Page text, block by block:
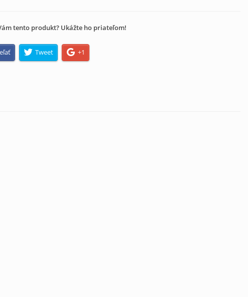
tento produkt? Ukážte ho priateľom!
Tweet +1